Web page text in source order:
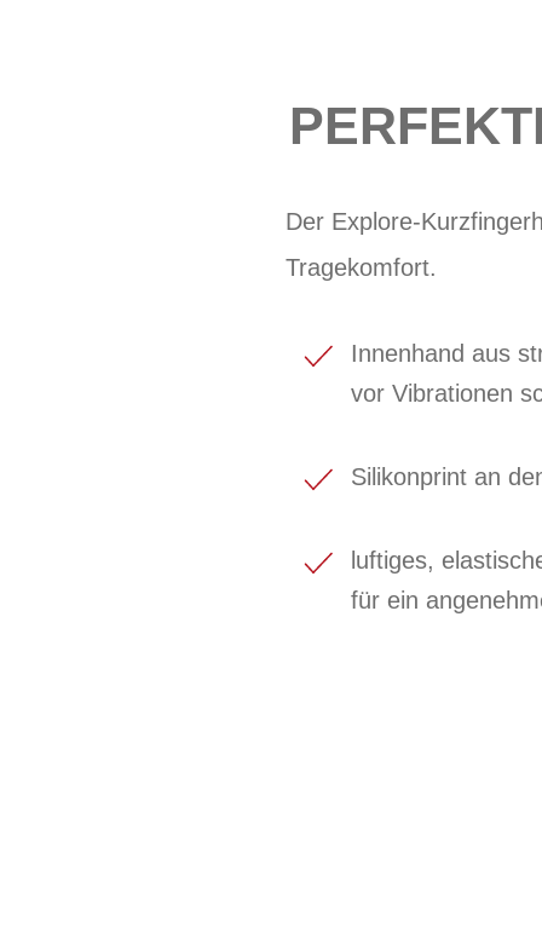
Der Explore-
Tragekomfort.
Innenhand aus
vor Vibrationen
Silikonprint an
luftiges,
für ein